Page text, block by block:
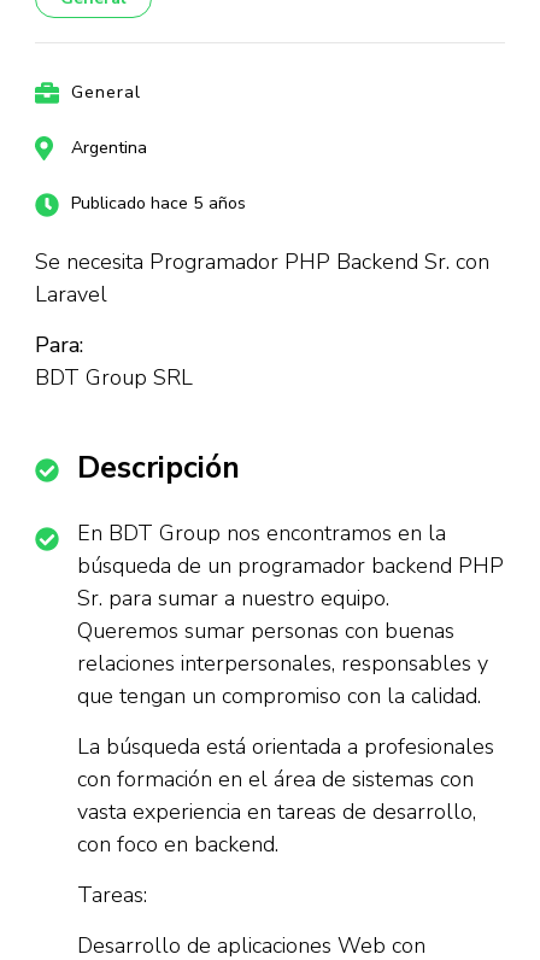
General
Argentina
Publicado hace 5 años
Se necesita Programador PHP Backend Sr. con
Laravel
Para:
BDT Group SRL
Descripción
En BDT Group nos encontramos en la
búsqueda de un programador backend PHP
Sr. para sumar a nuestro equipo.
Queremos sumar personas con buenas
relaciones interpersonales, responsables y
que tengan un compromiso con la calidad.
La búsqueda está orientada a profesionales
con formación en el área de sistemas con
vasta experiencia en tareas de desarrollo,
con foco en backend.
Tareas:
Desarrollo de aplicaciones Web con